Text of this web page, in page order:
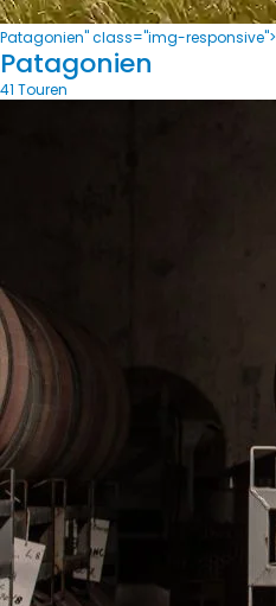
Patagonien" class="img-responsive">
Patagonien
41 Touren